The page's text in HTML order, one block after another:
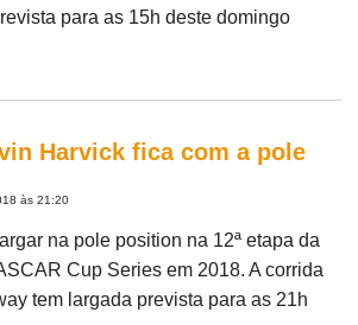
para as 15h deste domingo
Harvick fica com a pole
às 21:20
na pole position na 12ª etapa da
Cup Series em 2018. A corrida
tem largada prevista para as 21h